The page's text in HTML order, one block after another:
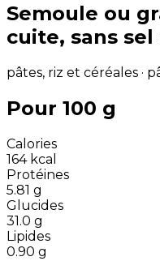
Semoule ou
cuite, sans
pâtes, riz et céréales ·
Pour 100 g
Calories
164 kcal
Protéines
5.81 g
Glucides
31.0 g
Lipides
0.90 g